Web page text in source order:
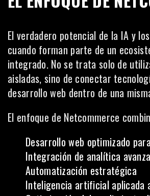
El verdadero potencial de la IA y
cuando forman parte de un
integrado. No se trata solo de
aisladas, sino de conectar
desarrollo web dentro de una
El enfoque de Netcommerce
Desarrollo web optimizado
Integración de analítica
Automatización estratégica
Inteligencia artificial aplicada